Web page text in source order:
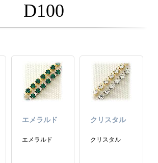
D100
エメラルド
エメラルド
クリスタル
クリスタル